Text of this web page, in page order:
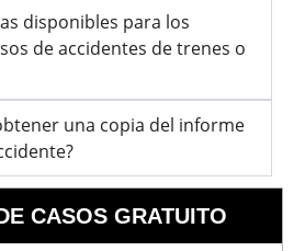
disponibles para los
de accidentes de trenes o
una copia del informe
CASOS GRATUITO